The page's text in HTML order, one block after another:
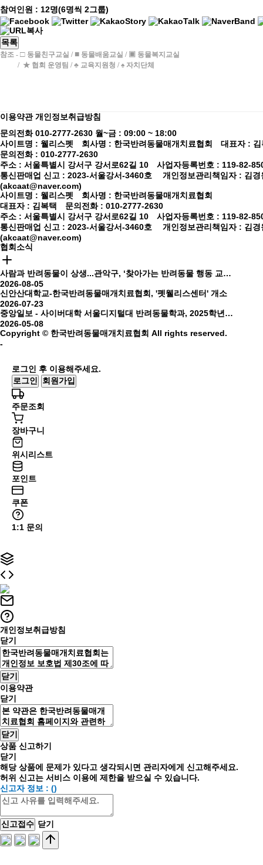
참여인원 : 12명(6명씩 2그룹)
목록
참조 - □ 동물친구교실 / ■ 동물배움교실 / ▣ 동물복지교실
/ ★ 협회 운영팀 / ♣ 교육지원청 / ♠ 자치단체
이용약관 개인정보취급방침
문의전화 010-2777-2630 월~금 : 09:00 ~ 18:00
사이트명 : 웰리스펫 회사명 : 한국반려동물매개치료협회 대표자 :
문의전화 : 010-2777-2630
주소 : 서울특별시 강서구 강서로62길 10 사업자등록번호 : 119-82-
통신판매업 신고 : 2023-서울강서-3460호 개인정보관리책임자 : 김경
(akcaat@naver.com)
사이트명 : 웰리스펫 회사명 : 한국반려동물매개치료협회
대표자 : 김복택 문의전화 : 010-2777-2630
주소 : 서울특별시 강서구 강서로62길 10 사업자등록번호 : 119-82-
통신판매업 신고 : 2023-서울강서-3460호 개인정보관리책임자 : 김경
(akcaat@naver.com)
협회소식
사람과 반려동물이 상생...관악구, ‘찾아가는 반려동물 행동 교정 교육’, ‘멍멍아, 놀자!’ 진행
2026-08-05
신안산대학교-한국반려동물매개치료협회, '펫웰리스센터' 개소
2026-07-23
중앙일보 - 사이버대학 서울디지털대 반려동물학과, 2025학년도 반려동물 특성화 교육 성료…특화 교육과정 통해 반려동물 산업·문화 선도 전문인재 양성
2026-05-08
Copyright © 한국반려동물매개치료협회 All rights reserved.
-
로그인 후 이용해주세요.
로그인
회원가입
주문조회
장바구니
위시리스트
포인트
쿠폰
1:1 문의
개인정보취급방침
닫기
닫기
이용약관
닫기
닫기
상품 신고하기
닫기
해당 상품에 문제가 있다고 생각되시면 관리자에게 신고해주세요.
허위 신고는 서비스 이용에 제한을 받으실 수 있습니다.
신고자 정보 : ()
신고접수 닫기